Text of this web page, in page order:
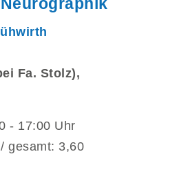
Fa. Stolz),
- 17:00 Uhr
gesamt: 3,60